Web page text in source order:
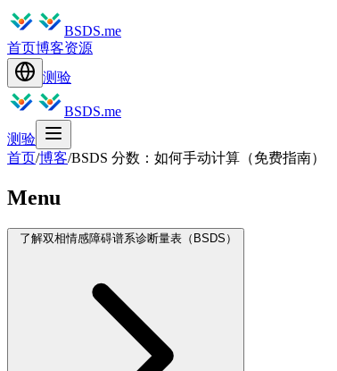
BSDS.me
首页博客资源
测验
BSDS.me
测验
首页/博客/BSDS 分数：如何手动计算（免费指南）
Menu
了解双相情感障碍谱系诊断量表（BSDS）